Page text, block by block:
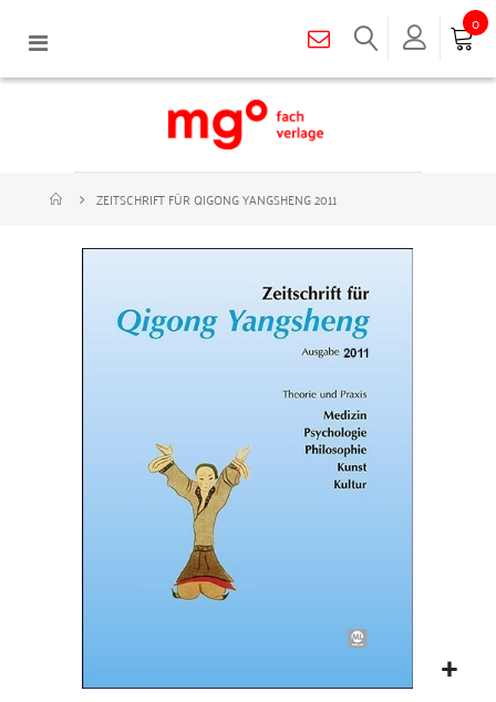
Navigation
0
ZEITSCHRIFT FÜR QIGONG YANGSHENG 2011